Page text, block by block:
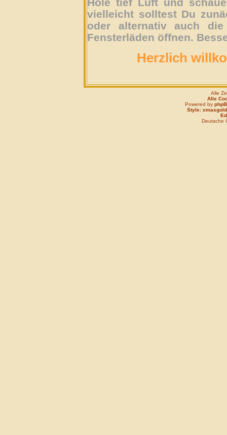
Hole tief Luft und
vielleicht solltest Du
oder alternativ auch
Fensterläden öffnen.
Herzlich
Alle
Alle
Powered by
Style: xmasgold
Deutsche